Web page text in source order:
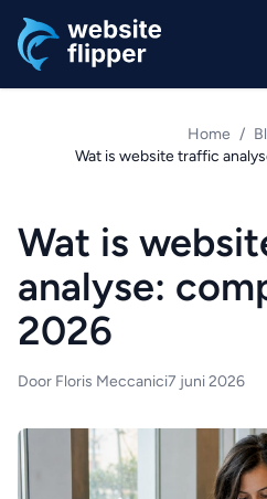
Home /
Wat is website traffic
Wat is
analyse:
2026
Door Floris Meccanici7 juni 2026